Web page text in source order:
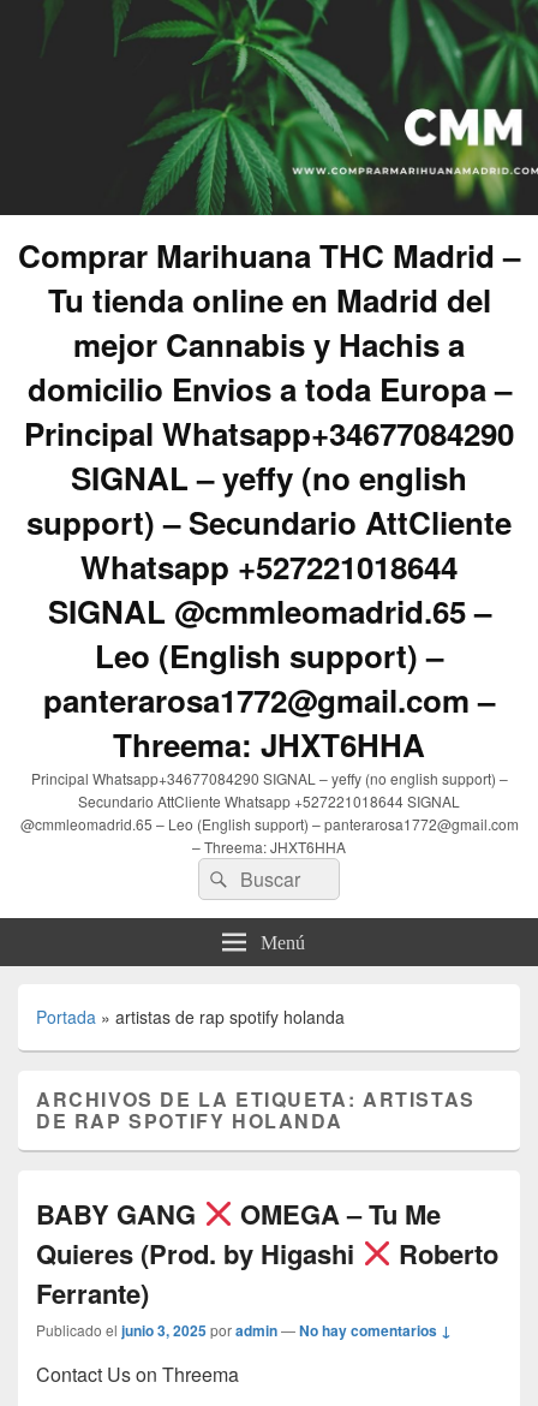
Comprar Marihuana THC Madrid –
Tu tienda online en Madrid del
mejor Cannabis y Hachis a
domicilio Envios a toda Europa –
Principal Whatsapp+34677084290
SIGNAL – yeffy (no english
support) – Secundario AttCliente
Whatsapp +527221018644
SIGNAL @cmmleomadrid.65 –
Leo (English support) –
panterarosa1772@gmail.com –
Threema: JHXT6HHA
Principal Whatsapp+34677084290 SIGNAL – yeffy (no english support) –
Secundario AttCliente Whatsapp +527221018644 SIGNAL
@cmmleomadrid.65 – Leo (English support) – panterarosa1772@gmail.com
– Threema: JHXT6HHA
Buscar
por:
Buscar
Menú
Portada » artistas de rap spotify holanda
ARCHIVOS DE LA ETIQUETA:ARTISTAS
DE RAP SPOTIFY HOLANDA
BABY GANG
OMEGA – Tu Me
Quieres (Prod. by Higashi
Roberto
Ferrante)
Publicado el junio 3, 2025poradmin—No hay comentarios ↓
Contact Us on Threema